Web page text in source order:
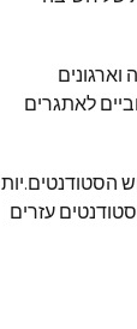
לאתגרים
הסטודנטים.יות
עזרים